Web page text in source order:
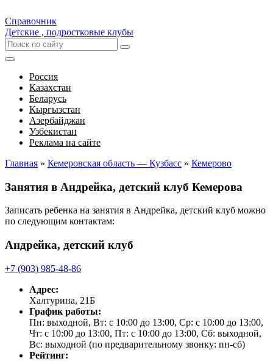
Справочник
Детские , подростковые клубы
Россия
Казахстан
Беларусь
Кыргызстан
Азербайджан
Узбекистан
Реклама на сайте
Главная » Кемеровская область — Кузбасс » Кемерово
Занятия в Андрейка, детский клуб Кемерова
Записать ребенка на занятия в Андрейка, детский клуб можно
по следующим контактам:
Андрейка, детский клуб
+7 (903) 985-48-86
Адрес:
Халтурина, 21Б
График работы:
Пн: выходной, Вт: с 10:00 до 13:00, Ср: с 10:00 до 13:00,
Чт: с 10:00 до 13:00, Пт: с 10:00 до 13:00, Сб: выходной,
Вс: выходной (по предварительному звонку: пн-сб)
Рейтинг: